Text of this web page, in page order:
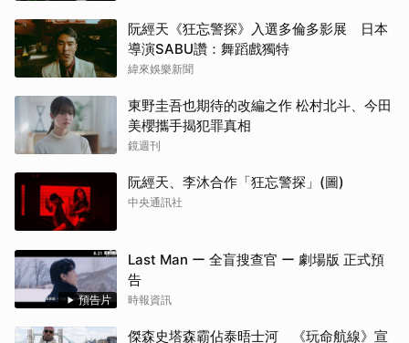
阮經天《狂忘警探》入選多倫多影展 日本
導演SABU讚：舞蹈戲獨特
緯來娛樂新聞
東野圭吾也期待的改編之作 松村北斗、今田
美櫻攜手揭犯罪真相
鏡週刊
阮經天、李沐合作「狂忘警探」(圖)
中央通訊社
預告片
Last Man ー 全盲搜查官 ー 劇場版 正式預
告
時報資訊
傑森史塔森霸佔泰晤士河 《玩命航線》宣